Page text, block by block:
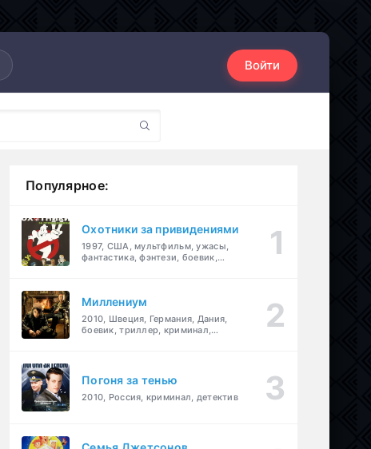
Войти
Популярное:
Охотники за привидениями
1997, США, мультфильм, ужасы,
фантастика, фэнтези, боевик,
Миллениум
2010, Швеция, Германия, Дания,
боевик, триллер, криминал,
Погоня за тенью
2010, Россия, криминал, детектив